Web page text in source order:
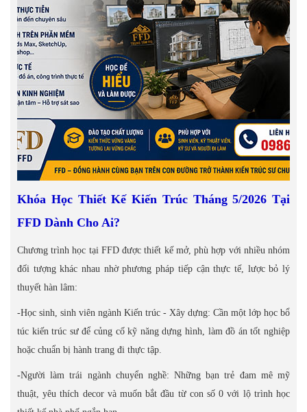
Khóa Học Thiết Kế Kiến Trúc Tháng 5/2026 Tại
FFD Dành Cho Ai?
Chương trình học tại FFD được thiết kế mở, phù hợp với nhiều nhóm
đối tượng khác nhau nhờ phương pháp tiếp cận thực tế, lược bỏ lý
thuyết hàn lâm:
-Học sinh, sinh viên ngành Kiến trúc - Xây dựng: Cần một lớp học bổ
túc kiến trúc sư để củng cố kỹ năng dựng hình, làm đồ án tốt nghiệp
hoặc chuẩn bị hành trang đi thực tập.
-Người làm trái ngành chuyển nghề: Những bạn trẻ đam mê mỹ
thuật, yêu thích decor và muốn bắt đầu từ con số 0 với lộ trình học